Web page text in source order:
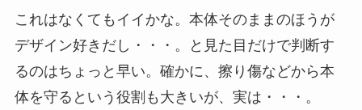
これはなくてもイイかな。本体そのままのほうが
デザイン好きだし・・・。と見た目だけで判断す
るのはちょっと早い。確かに、擦り傷などから本
体を守るという役割も大きいが、実は・・・。